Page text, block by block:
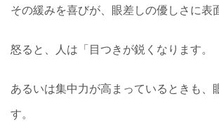
その緩みを喜びが、眼差しの優しさに表
怒ると、人は「目つきが鋭くなります。
あるいは集中力が高まっているときも、
す。